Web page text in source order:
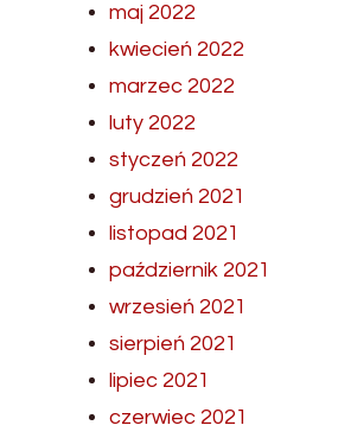
maj 2022
kwiecień 2022
marzec 2022
luty 2022
styczeń 2022
grudzień 2021
listopad 2021
październik 2021
wrzesień 2021
sierpień 2021
lipiec 2021
czerwiec 2021